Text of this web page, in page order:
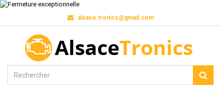
alsace.tronics@gmail.com